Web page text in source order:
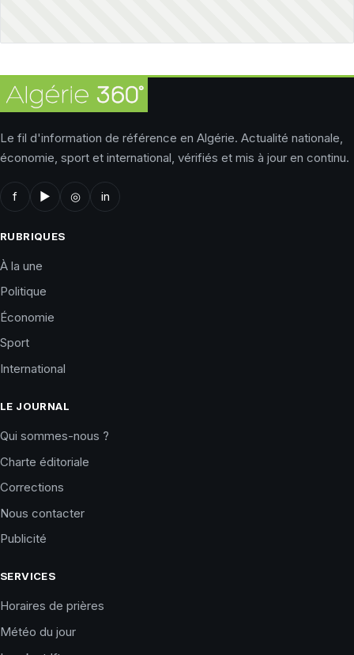
Le fil d'information de référence en Algérie. Actualité nationale,
économie, sport et international, vérifiés et mis à jour en continu.
f ▶ ◎ in
RUBRIQUES
À la une
Politique
Économie
Sport
International
LE JOURNAL
Qui sommes-nous ?
Charte éditoriale
Corrections
Nous contacter
Publicité
SERVICES
Horaires de prières
Météo du jour